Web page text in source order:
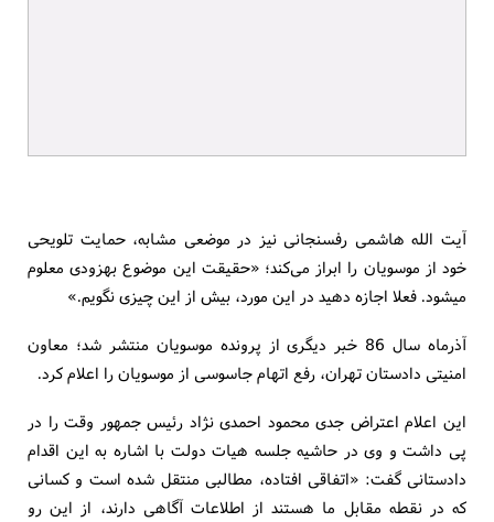
آیت الله هاشمی رفسنجانی نیز در موضعی مشابه، حمایت تلویحی
خود از موسویان را ابراز می‌کند؛ «حقیقت این موضوع به‎زودی معلوم
می‎شود. فعلا اجازه دهید در این مورد، بیش از این چیزی نگویم.»
آذرماه سال 86 خبر دیگری از پرونده موسویان منتشر شد؛ معاون
امنیتی دادستان تهران، رفع اتهام جاسوسی از موسویان را اعلام کرد.
این اعلام اعتراض جدی محمود احمدی نژاد رئیس جمهور وقت را در
پی داشت و وی در حاشیه جلسه هیات دولت با اشاره به این اقدام
دادستانی گفت: «اتفاقی افتاده، مطالبی منتقل شده است و کسانی
که در نقطه مقابل ما هستند از اطلاعات آگاهی دارند، از این رو